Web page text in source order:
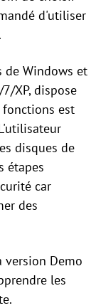
d'utiliser
.
de Windows et
XP, dispose
est
disques de
étapes
car
des
version Demo
les